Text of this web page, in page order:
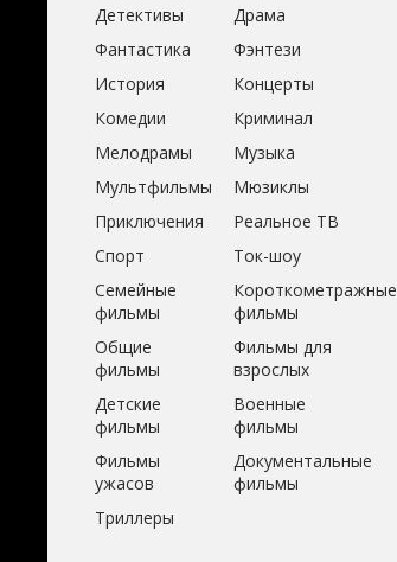
Детективы
Драма
Фантастика
Фэнтези
История
Концерты
Комедии
Криминал
Мелодрамы
Музыка
Мультфильмы
Мюзиклы
Приключения
Реальное ТВ
Спорт
Ток-шоу
Семейные
фильмы
Короткометражные
фильмы
Общие
фильмы
Фильмы для
взрослых
Детские
фильмы
Военные
фильмы
Фильмы
ужасов
Документальные
фильмы
Триллеры